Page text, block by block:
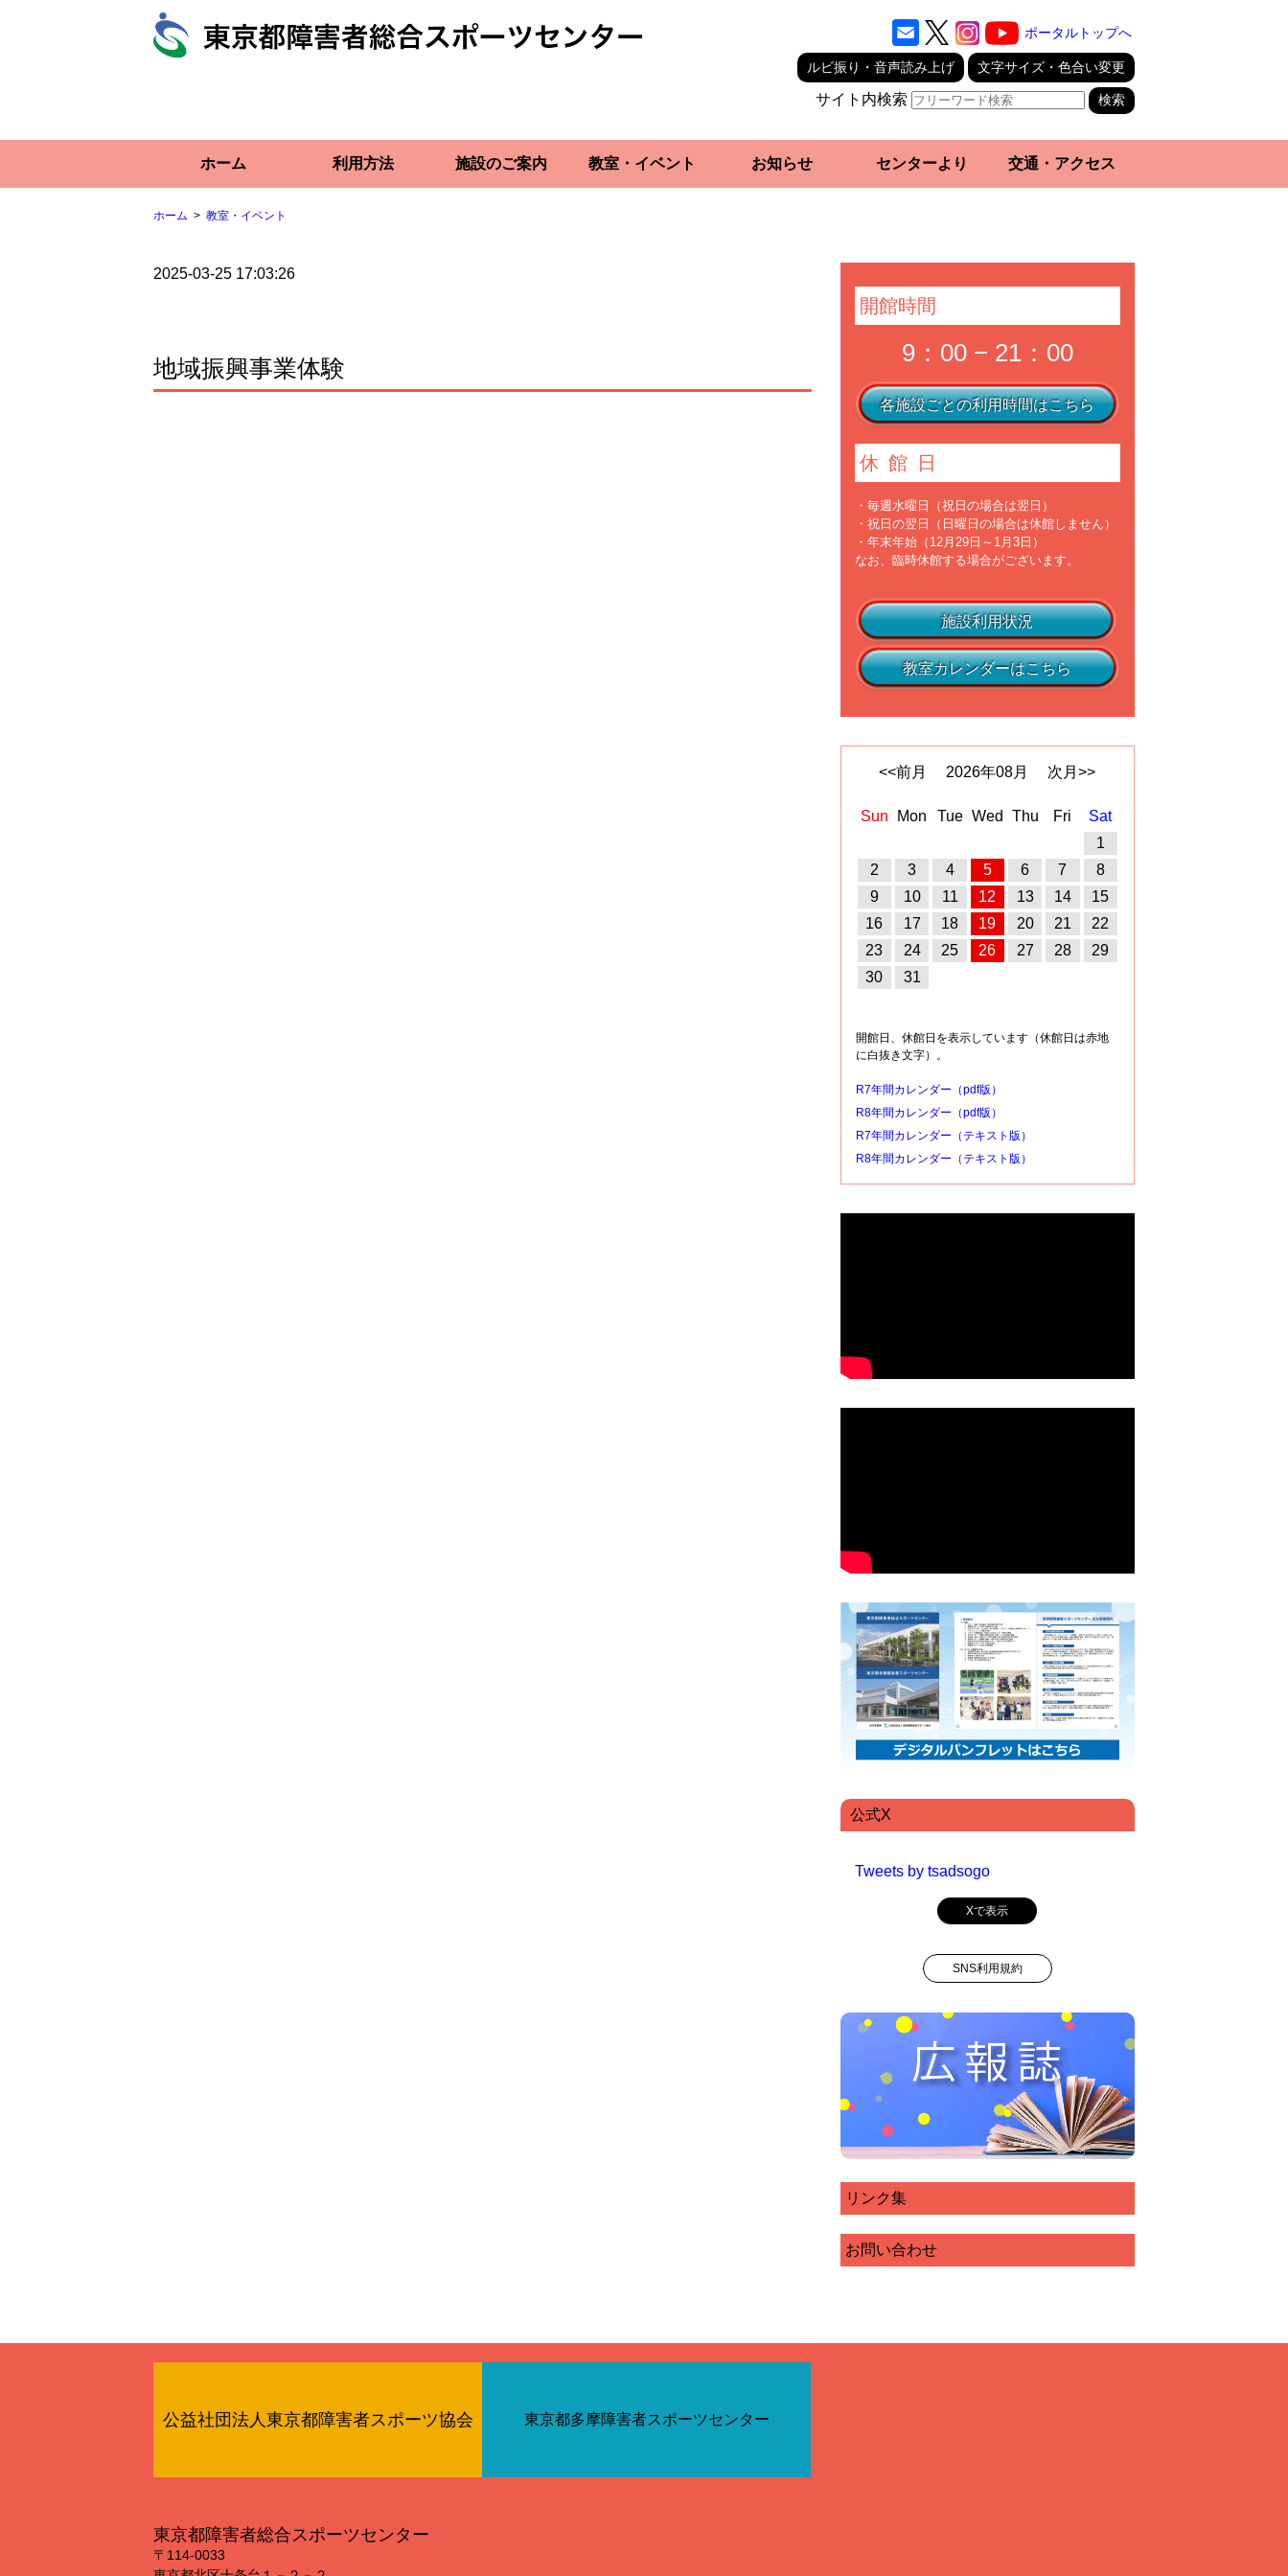
ポータルトップへ
ルビ振り・音声読み上げ 文字サイズ・色合い変更
サイト内検索
ホーム 利用方法 施設のご案内 教室・イベント お知らせ センターより 交通・アクセス
ホーム 教室・イベント
2025-03-25 17:03:26
地域振興事業体験
開館時間
9：00 − 21：00
各施設ごとの利用時間はこちら
休館日
・毎週水曜日（祝日の場合は翌日）
・祝日の翌日（日曜日の場合は休館しません）
・年末年始（12月29日～1月3日）
なお、臨時休館する場合がございます。
施設利用状況
教室カレンダーはこちら
<<前月 2026年08月 次月>>
Sun Mon Tue Wed Thu Fri
Sat
1
2
3 4 5 6 7
8
9
10 11 12 13 14
15
16
17 18 19 20 21
22
23
24 25 26 27 28
29
30
31
開館日、休館日を表示しています（休館日は赤地
に白抜き文字）。
R7年間カレンダー（pdf版）
R8年間カレンダー（pdf版）
R7年間カレンダー（テキスト版）
R8年間カレンダー（テキスト版）
公式X
Tweets by tsadsogo
Xで表示
SNS利用規約
リンク集
お問い合わせ
公益社団法人東京都障害者スポーツ協会 東京都多摩障害者スポーツセンター
東京都障害者総合スポーツセンター
〒114‐0033